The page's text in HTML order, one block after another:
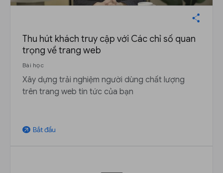
Thu hút khách truy cập với Các chỉ số quan
trọng về trang web
Bài học
Xây dựng trải nghiệm người dùng chất lượng
trên trang web tin tức của bạn
arrow_outward Bắt đầu